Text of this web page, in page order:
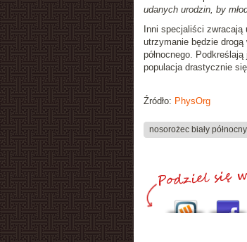
udanych urodzin, by
Inni specjaliści
utrzymanie będzie
północnego.
populacja drastycznie
Źródło: PhysOrg
nosorożec biały północny